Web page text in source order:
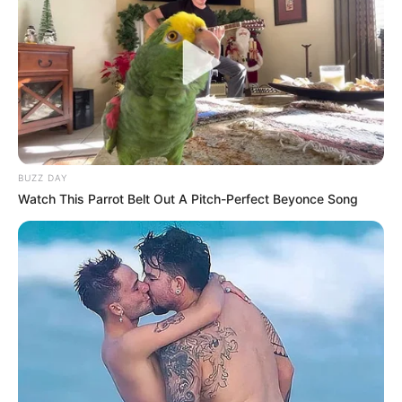
ΛΟΙΠΟΝ ΚΑΙ ΟΙ ΠΡΩΤΕΣ ΑΓΩΓΕΣ ΚΑΤΑ ΤΟΥ ΔΗΜΟΣΙΟΥ
ΑΡΧΙΖΟΥΝ ΚΑΙ ΣΚΑΝΕ ΜΥΤΗ. ΠΑΜΕ ΝΑ ΔΟΥΜΕ ΤΟ
ΑΡΘΡΟ ΑΠΟ ΤΟhttps://www.sofokleousin.gr/
BUZZ DAY
Watch This Parrot Belt Out A Pitch-Perfect Beyonce Song